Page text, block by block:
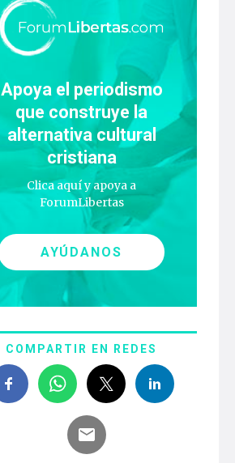
Apoya el periodismo
que construye la
alternativa cultural
cristiana
Clica aquí y apoya a
ForumLibertas
AYÚDANOS
COMPARTIR EN REDES